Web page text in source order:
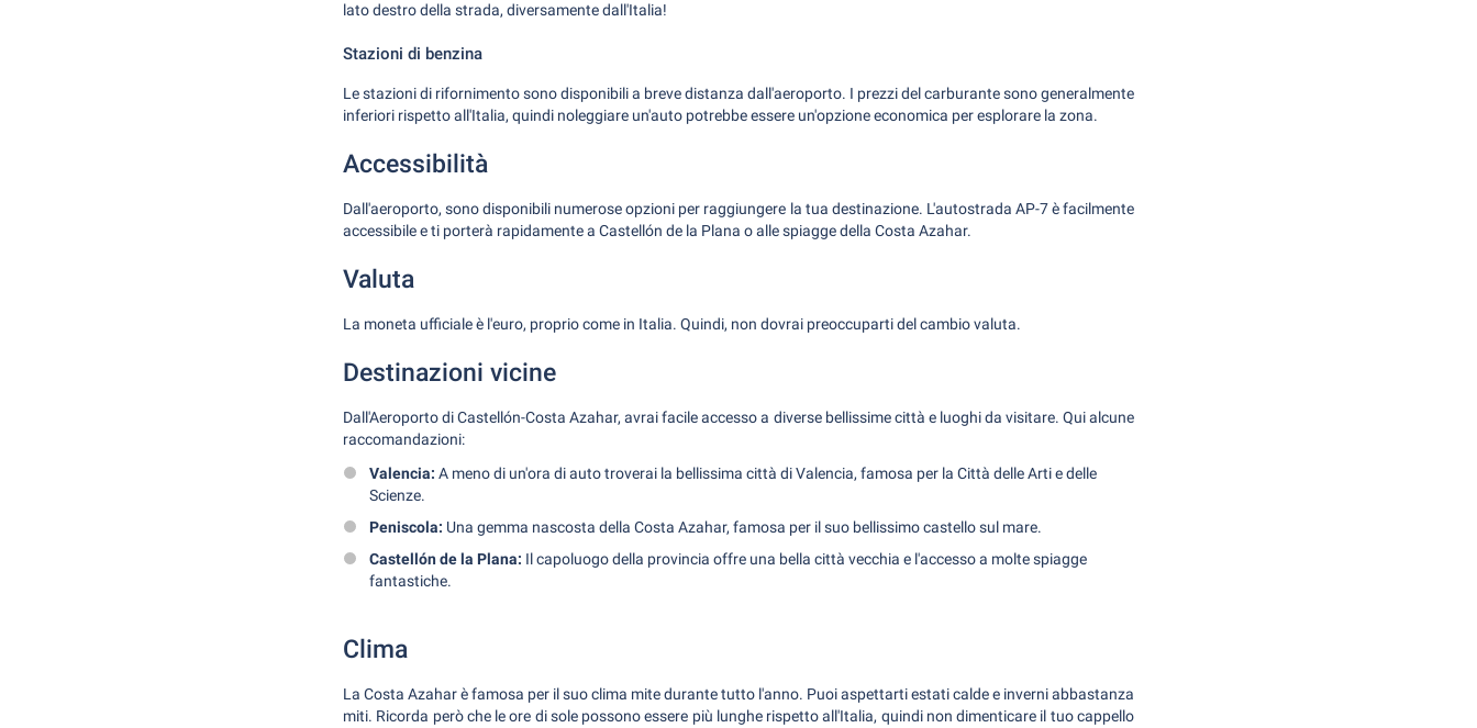
lato destro della strada, diversamente dall'Italia!
Stazioni di benzina
Le stazioni di rifornimento sono disponibili a breve distanza dall'aeroporto. I prezzi del carburante sono generalmente
inferiori rispetto all'Italia, quindi noleggiare un'auto potrebbe essere un'opzione economica per esplorare la zona.
Accessibilità
Dall'aeroporto, sono disponibili numerose opzioni per raggiungere la tua destinazione. L'autostrada AP-7 è facilmente
accessibile e ti porterà rapidamente a Castellón de la Plana o alle spiagge della Costa Azahar.
Valuta
La moneta ufficiale è l'euro, proprio come in Italia. Quindi, non dovrai preoccuparti del cambio valuta.
Destinazioni vicine
Dall'Aeroporto di Castellón-Costa Azahar, avrai facile accesso a diverse bellissime città e luoghi da visitare. Qui alcune
raccomandazioni:
Valencia: A meno di un'ora di auto troverai la bellissima città di Valencia, famosa per la Città delle Arti e delle
Scienze.
Peniscola: Una gemma nascosta della Costa Azahar, famosa per il suo bellissimo castello sul mare.
Castellón de la Plana: Il capoluogo della provincia offre una bella città vecchia e l'accesso a molte spiagge
fantastiche.
Clima
La Costa Azahar è famosa per il suo clima mite durante tutto l'anno. Puoi aspettarti estati calde e inverni abbastanza
miti. Ricorda però che le ore di sole possono essere più lunghe rispetto all'Italia, quindi non dimenticare il tuo cappello